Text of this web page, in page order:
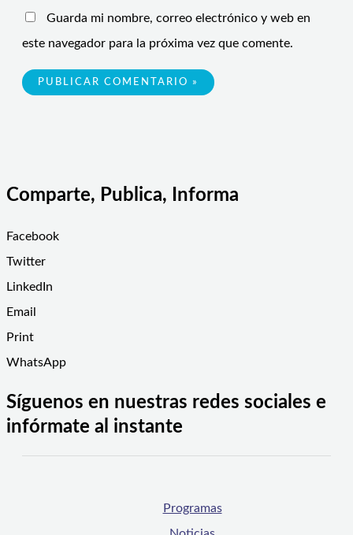
Guarda mi nombre, correo electrónico y web en
este navegador para la próxima vez que comente.
Comparte, Publica, Informa
Facebook
Twitter
LinkedIn
Email
Print
WhatsApp
Síguenos en nuestras redes sociales e
infórmate al instante
Programas